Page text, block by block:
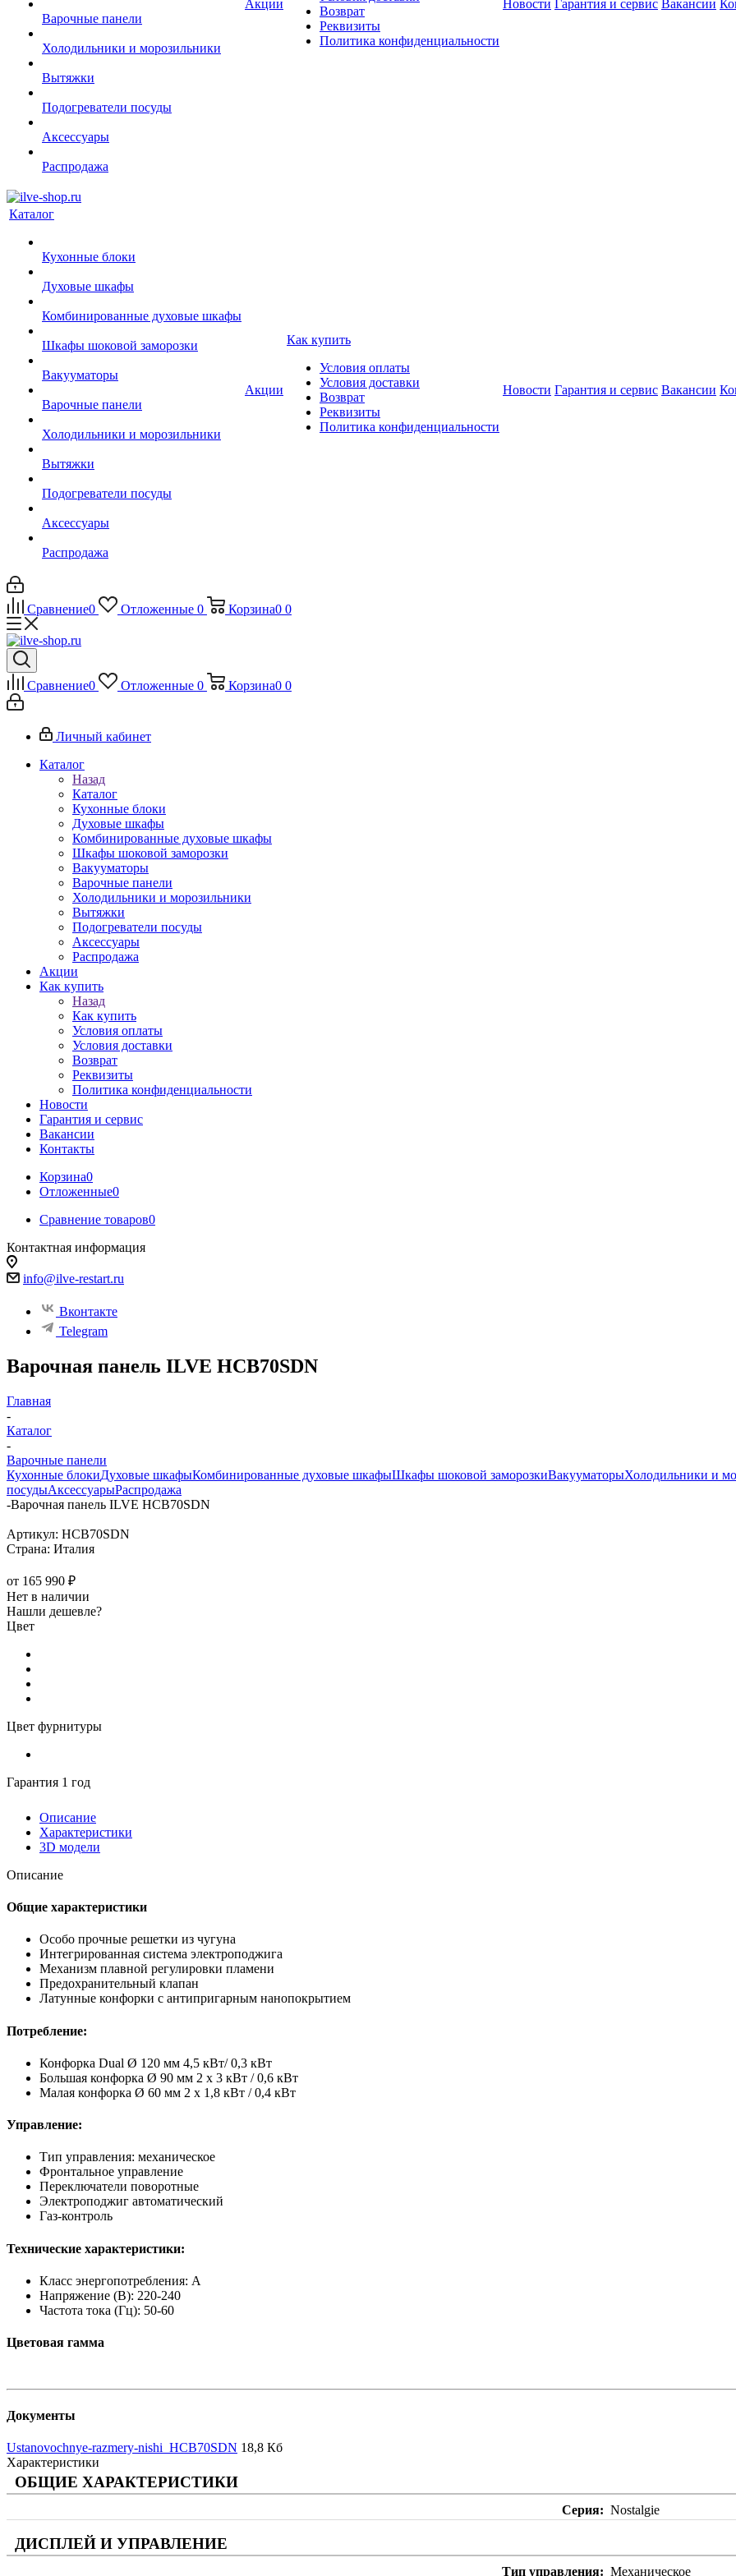
Варочные панели
Холодильники и морозильники
Вытяжки
Подогреватели посуды
Аксессуары
Распродажа
Акции
Возврат
Реквизиты
Политика конфиденциальности
Новости Гарантия и сервис Вакансии
Каталог
Кухонные блоки
Духовые шкафы
Комбинированные духовые шкафы
Шкафы шоковой заморозки
Вакууматоры
Варочные панели
Холодильники и морозильники
Вытяжки
Подогреватели посуды
Аксессуары
Распродажа
Акции
Как купить
Условия оплаты
Условия доставки
Возврат
Реквизиты
Политика конфиденциальности
Новости Гарантия и сервис Вакансии
Сравнение0 Отложенные 0 Корзина0 0
Сравнение0 Отложенные 0 Корзина0 0
Личный кабинет
Каталог
Назад
Каталог
Кухонные блоки
Духовые шкафы
Комбинированные духовые шкафы
Шкафы шоковой заморозки
Вакууматоры
Варочные панели
Холодильники и морозильники
Вытяжки
Подогреватели посуды
Аксессуары
Распродажа
Акции
Как купить
Назад
Как купить
Условия оплаты
Условия доставки
Возврат
Реквизиты
Политика конфиденциальности
Новости
Гарантия и сервис
Вакансии
Контакты
Корзина0
Отложенные0
Сравнение товаров0
Контактная информация
info@ilve-restart.ru
Вконтакте
Telegram
Варочная панель ILVE HCB70SDN
Главная
-
Каталог
-
Варочные панели
Кухонные блокиДуховые шкафыКомбинированные духовые шкафыШкафы шоковой заморозкиВакууматорыХолодильники и
посудыАксессуарыРаспродажа
-Варочная панель ILVE HCB70SDN
Артикул: HCB70SDN
Страна: Италия
от 165 990 ₽
Нет в наличии
Нашли дешевле?
Цвет
Цвет фурнитуры
Гарантия 1 год
Описание
Характеристики
3D модели
Описание
Общие характеристики
Особо прочные решетки из чугуна
Интегрированная система электроподжига
Механизм плавной регулировки пламени
Предохранительный клапан
Латунные конфорки с антипригарным нанопокрытием
Потребление:
Конфорка Dual Ø 120 мм 4,5 кВт/ 0,3 кВт
Большая конфорка Ø 90 мм 2 x 3 кВт / 0,6 кВт
Малая конфорка Ø 60 мм 2 x 1,8 кВт / 0,4 кВт
Управление:
Тип управления: механическое
Фронтальное управление
Переключатели поворотные
Электроподжиг автоматический
Газ-контроль
Технические характеристики:
Класс энергопотребления: A
Напряжение (В): 220-240
Частота тока (Гц): 50-60
Цветовая гамма
Документы
Ustanovochnye-razmery-nishi_HCB70SDN 18,8 Кб
Характеристики
ОБЩИЕ ХАРАКТЕРИСТИКИ
Серия Nostalgie
ДИСПЛЕЙ И УПРАВЛЕНИЕ
Тип управления Механическое